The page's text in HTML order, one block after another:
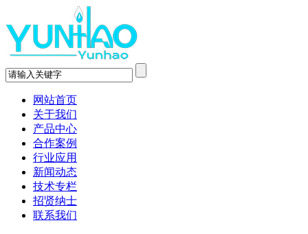
网站首页
关于我们
产品中心
合作案例
行业应用
新闻动态
技术专栏
招贤纳士
联系我们